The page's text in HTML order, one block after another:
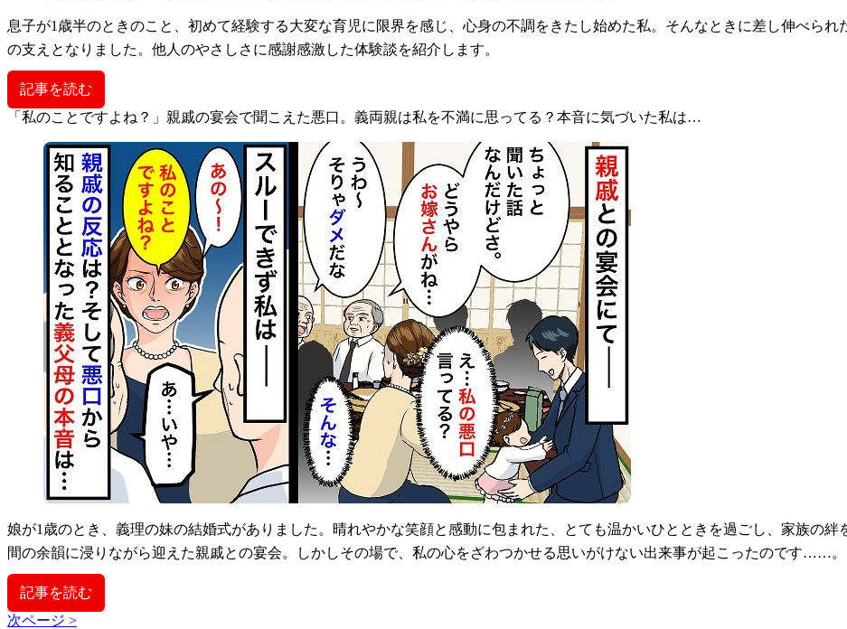
息子が1歳半のときのこと、初めて経験する大変な育児に限界を感じ、心身の不調をきたし始めた私。そんなときに差し伸べら
の支えとなりました。他人のやさしさに感謝感激した体験談を紹介します。
記事を読む
「私のことですよね？」親戚の宴会で聞こえた悪口。義両親は私を不満に思ってる？本音に気づいた私は…
娘が1歳のとき、義理の妹の結婚式がありました。晴れやかな笑顔と感動に包まれた、とても温かいひとときを過ごし、家族の
間の余韻に浸りながら迎えた親戚との宴会。しかしその場で、私の心をざわつかせる思いがけない出来事が起こったのです……。
記事を読む
次ページ >